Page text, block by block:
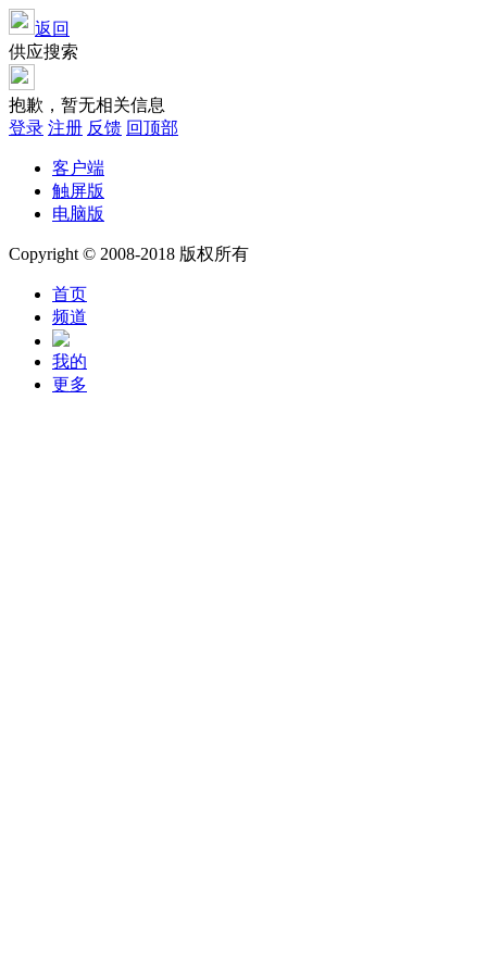
返回
供应搜索
抱歉，暂无相关信息
登录 注册 反馈 回顶部
客户端
触屏版
电脑版
Copyright © 2008-2018 版权所有
首页
频道
我的
更多